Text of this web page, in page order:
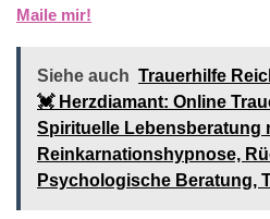
Maile mir!
Siehe auch Trauerhilfe
💓️️ Herzdiamant: Online
Spirituelle Lebensberatung
Reinkarnationshypnose,
Psychologische Beratung,